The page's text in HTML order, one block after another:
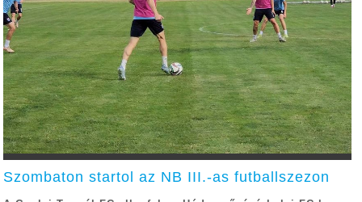
Szombaton startol az NB III.-as futballszezon